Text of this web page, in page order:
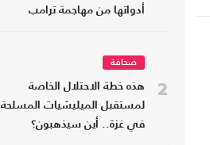
أدواتها من مهاجمة ترامب
2
صحافة
هذه خطة الاحتلال الخاصة
لمستقبل الميليشيات المسلحة
في غزة.. أين سيذهبون؟